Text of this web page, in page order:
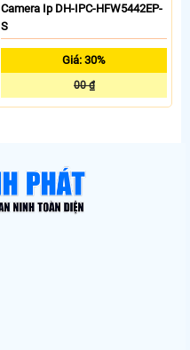
Camera Ip DH-IPC-HFW5442EP-
S
Giá: 30%
00 ₫